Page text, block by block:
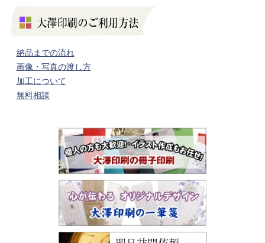
納品までの流れ
画像・写真の渡し方
加工について
無料相談